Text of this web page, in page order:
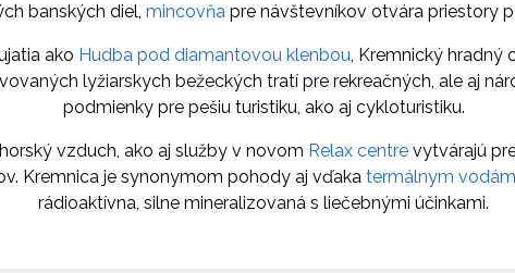
banských diel, mincovňa pre návštevníkov otvára priestory
ako Hudba pod diamantovou klenbou, Kremnický hradný
lyžiarskych bežeckých tratí pre rekreačných, ale aj
podmienky pre pešiu turistiku, ako aj cykloturistiku.
vzduch, ako aj služby v novom Relax centrevytvárajú
Kremnica je synonymom pohody aj vďaka termálnym vodám
rádioaktívna, silne mineralizovaná s liečebnými účinkami.